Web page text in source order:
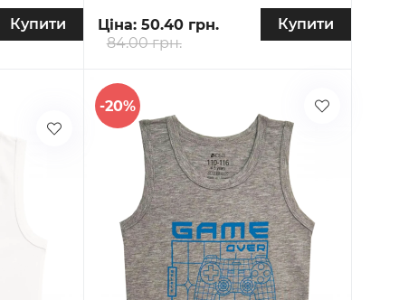
Купити Ціна: 50.40 грн.
84.00 грн.
Купити
-20%